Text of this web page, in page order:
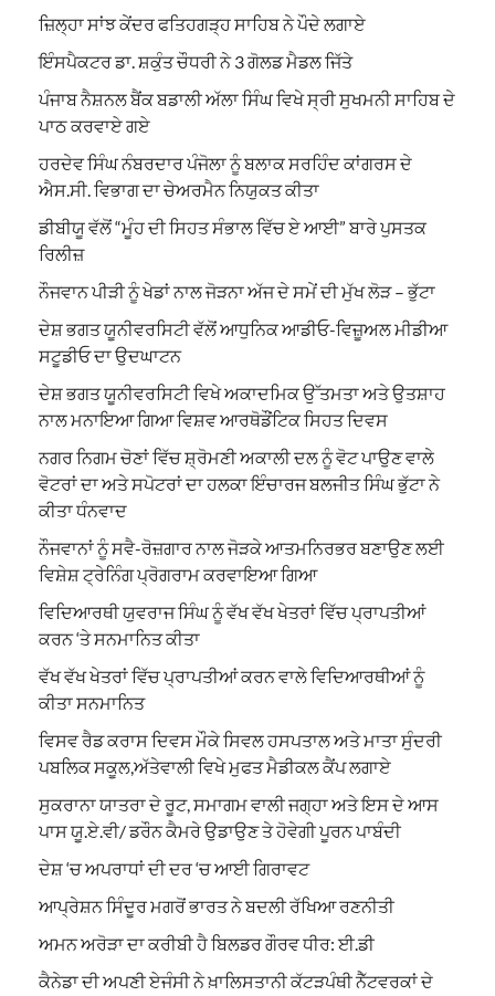
ਜ਼ਿਲ੍ਹਾ ਸਾਂਝ ਕੇਂਦਰ ਫਤਿਹਗੜ੍ਹ ਸਾਹਿਬ ਨੇ ਪੌਦੇ ਲਗਾਏ
ਇੰਸਪੈਕਟਰ ਡਾ. ਸ਼ਕੁੰਤ ਚੌਧਰੀ ਨੇ 3 ਗੋਲਡ ਮੈਡਲ ਜਿੱਤੇ
ਪੰਜਾਬ ਨੈਸ਼ਨਲ ਬੈਂਕ ਬਡਾਲੀ ਅੱਲਾ ਸਿੰਘ ਵਿਖੇ ਸ੍ਰੀ ਸੁਖਮਨੀ ਸਾਹਿਬ ਦੇ
ਪਾਠ ਕਰਵਾਏ ਗਏ
ਹਰਦੇਵ ਸਿੰਘ ਨੰਬਰਦਾਰ ਪੰਜੋਲਾ ਨੂੰ ਬਲਾਕ ਸਰਹਿੰਦ ਕਾਂਗਰਸ ਦੇ
ਐਸ.ਸੀ. ਵਿਭਾਗ ਦਾ ਚੇਅਰਮੈਨ ਨਿਯੁਕਤ ਕੀਤਾ
ਡੀਬੀਯੂ ਵੱਲੋਂ “ਮੂੰਹ ਦੀ ਸਿਹਤ ਸੰਭਾਲ ਵਿੱਚ ਏ ਆਈ” ਬਾਰੇ ਪੁਸਤਕ
ਰਿਲੀਜ਼
ਨੌਜਵਾਨ ਪੀੜੀ ਨੂੰ ਖੇਡਾਂ ਨਾਲ ਜੋੜਨਾ ਅੱਜ ਦੇ ਸਮੇਂ ਦੀ ਮੁੱਖ ਲੋੜ – ਭੁੱਟਾ
ਦੇਸ਼ ਭਗਤ ਯੂਨੀਵਰਸਿਟੀ ਵੱਲੋਂ ਆਧੁਨਿਕ ਆਡੀਓ-ਵਿਜ਼ੂਅਲ ਮੀਡੀਆ
ਸਟੂਡੀਓ ਦਾ ਉਦਘਾਟਨ
ਦੇਸ਼ ਭਗਤ ਯੂਨੀਵਰਸਿਟੀ ਵਿਖੇ ਅਕਾਦਮਿਕ ਉੱਤਮਤਾ ਅਤੇ ਉਤਸ਼ਾਹ
ਨਾਲ ਮਨਾਇਆ ਗਿਆ ਵਿਸ਼ਵ ਆਰਥੋਡੌਂਟਿਕ ਸਿਹਤ ਦਿਵਸ
ਨਗਰ ਨਿਗਮ ਚੋਣਾਂ ਵਿੱਚ ਸ਼੍ਰੋਮਣੀ ਅਕਾਲੀ ਦਲ ਨੂੰ ਵੋਟ ਪਾਉਣ ਵਾਲੇ
ਵੋਟਰਾਂ ਦਾ ਅਤੇ ਸਪੋਟਰਾਂ ਦਾ ਹਲਕਾ ਇੰਚਾਰਜ ਬਲਜੀਤ ਸਿੰਘ ਭੁੱਟਾ ਨੇ
ਕੀਤਾ ਧੰਨਵਾਦ
ਨੌਜਵਾਨਾਂ ਨੂੰ ਸਵੈ-ਰੋਜ਼ਗਾਰ ਨਾਲ ਜੋੜਕੇ ਆਤਮਨਿਰਭਰ ਬਣਾਉਣ ਲਈ
ਵਿਸ਼ੇਸ਼ ਟ੍ਰੇਨਿੰਗ ਪ੍ਰੋਗਰਾਮ ਕਰਵਾਇਆ ਗਿਆ
ਵਿਦਿਆਰਥੀ ਯੁਵਰਾਜ ਸਿੰਘ ਨੂੰ ਵੱਖ ਵੱਖ ਖੇਤਰਾਂ ਵਿੱਚ ਪ੍ਰਾਪਤੀਆਂ
ਕਰਨ ‘ਤੇ ਸਨਮਾਨਿਤ ਕੀਤਾ
ਵੱਖ ਵੱਖ ਖੇਤਰਾਂ ਵਿੱਚ ਪ੍ਰਾਪਤੀਆਂ ਕਰਨ ਵਾਲੇ ਵਿਦਿਆਰਥੀਆਂ ਨੂੰ
ਕੀਤਾ ਸਨਮਾਨਿਤ
ਵਿਸਵ ਰੈਡ ਕਰਾਸ ਦਿਵਸ ਮੌਕੇ ਸਿਵਲ ਹਸਪਤਾਲ ਅਤੇ ਮਾਤਾ ਸੁੰਦਰੀ
ਪਬਲਿਕ ਸਕੂਲ,ਅੱਤੇਵਾਲੀ ਵਿਖੇ ਮੁਫਤ ਮੈਡੀਕਲ ਕੈਂਪ ਲਗਾਏ
ਸੁਕਰਾਨਾ ਯਾਤਰਾ ਦੇ ਰੂਟ, ਸਮਾਗਮ ਵਾਲੀ ਜਗ੍ਹਾ ਅਤੇ ਇਸ ਦੇ ਆਸ
ਪਾਸ ਯੂ.ਏ.ਵੀ/ ਡਰੌਨ ਕੈਮਰੇ ਉਡਾਉਣ ਤੇ ਹੋਵੇਗੀ ਪੂਰਨ ਪਾਬੰਦੀ
ਦੇਸ਼ ‘ਚ ਅਪਰਾਧਾਂ ਦੀ ਦਰ ‘ਚ ਆਈ ਗਿਰਾਵਟ
ਆਪ੍ਰੇਸ਼ਨ ਸਿੰਦੂਰ ਮਗਰੋਂ ਭਾਰਤ ਨੇ ਬਦਲੀ ਰੱਖਿਆ ਰਣਨੀਤੀ
ਅਮਨ ਅਰੋੜਾ ਦਾ ਕਰੀਬੀ ਹੈ ਬਿਲਡਰ ਗੌਰਵ ਧੀਰ: ਈ.ਡੀ
ਕੈਨੇਡਾ ਦੀ ਅਪਣੀ ਏਜੰਸੀ ਨੇ ਖ਼ਾਲਿਸਤਾਨੀ ਕੱਟੜਪੰਥੀ ਨੈੱਟਵਰਕਾਂ ਦੇ